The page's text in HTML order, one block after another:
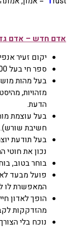
אדם חדש – אדם
יקום זעיר
ספר חי בעל 1000 עמודי שפע.
בעל מהות
מזהויות,
הדעת.
בעל עוצמת
חשיבת שורש).
בעל תודעת
נכון את חוטי
בוחר בטוב,
המאפשרת לו
הופך לאדון
מהזדקקות
נוכח בלי